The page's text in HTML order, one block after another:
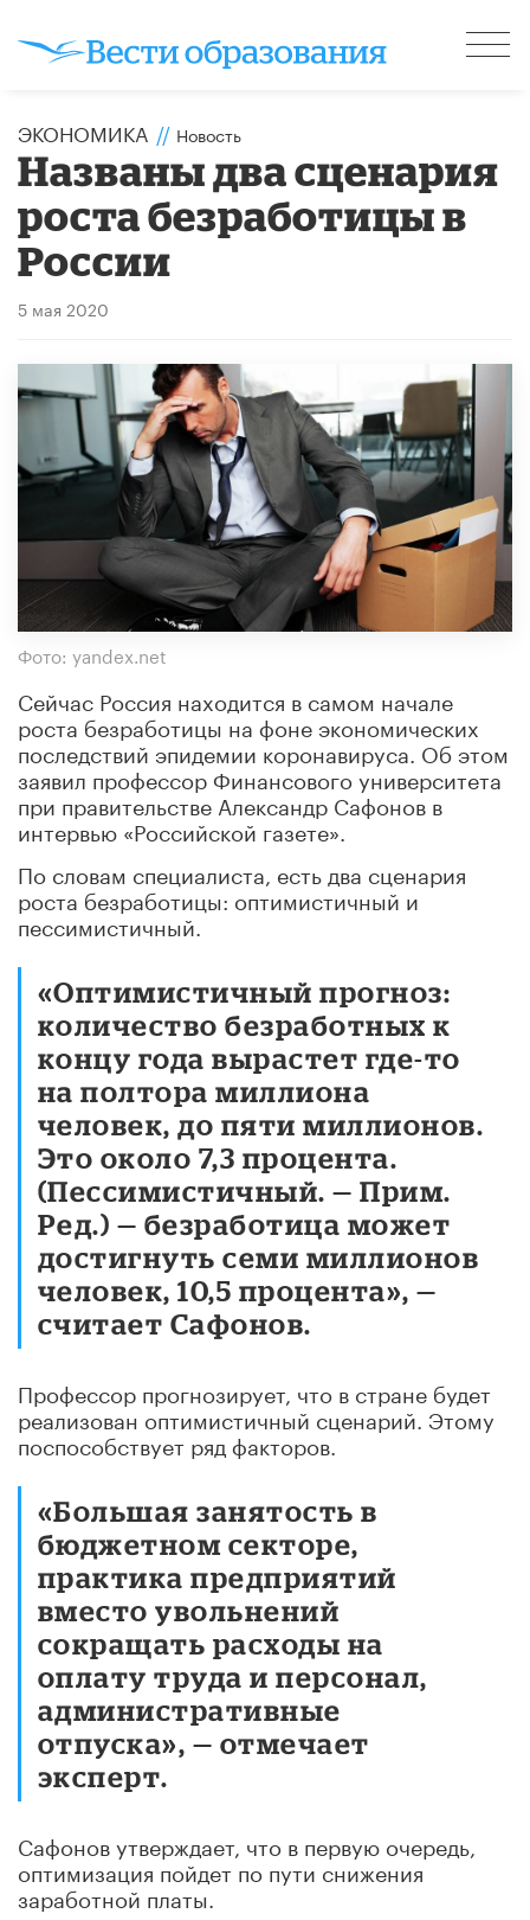
ЭКОНОМИКА // Новость
Названы два сценария
роста безработицы в
России
5 мая 2020
Фото: yandex.net
Сейчас Россия находится в самом начале
роста безработицы на фоне экономических
последствий эпидемии коронавируса. Об этом
заявил профессор Финансового университета
при правительстве Александр Сафонов в
интервью «Российской газете».
По словам специалиста, есть два сценария
роста безработицы: оптимистичный и
пессимистичный.
«Оптимистичный прогноз:
количество безработных к
концу года вырастет где-то
на полтора миллиона
человек, до пяти миллионов.
Это около 7,3 процента.
(Пессимистичный. — Прим.
Ред.) — безработица может
достигнуть семи миллионов
человек, 10,5 процента», —
считает Сафонов.
Профессор прогнозирует, что в стране будет
реализован оптимистичный сценарий. Этому
поспособствует ряд факторов.
«Большая занятость в
бюджетном секторе,
практика предприятий
вместо увольнений
сокращать расходы на
оплату труда и персонал,
административные
отпуска», — отмечает
эксперт.
Сафонов утверждает, что в первую очередь,
оптимизация пойдет по пути снижения
заработной платы.